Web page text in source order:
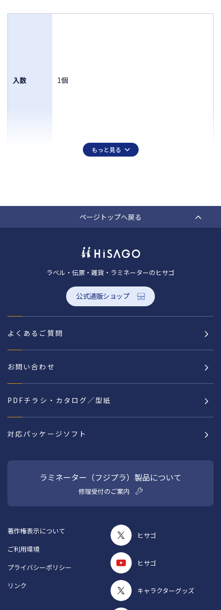
入数 1個
もっと見る
ページトップへ戻る
ラベル・伝票・雑貨・ラミネーターのヒサゴ
公式通販ショップ
よくあるご質問
お問い合わせ
PDFチラシ・カタログ／型紙
対応パッケージソフト
ラミネーター（フジプラ）製品について
修理受付のご案内
ヒサゴ
ヒサゴ
キャラクターグッズ
著作権表示について
ご利用環境
プライバシーポリシー
リンク